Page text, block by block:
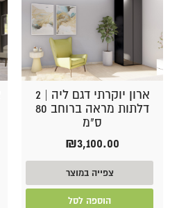
ארון יוקרתי דגם ליה | 2
דלתות מראה ברוחב 80
ס"מ
₪3,100.00
צפייה במוצר
הוספה לסל